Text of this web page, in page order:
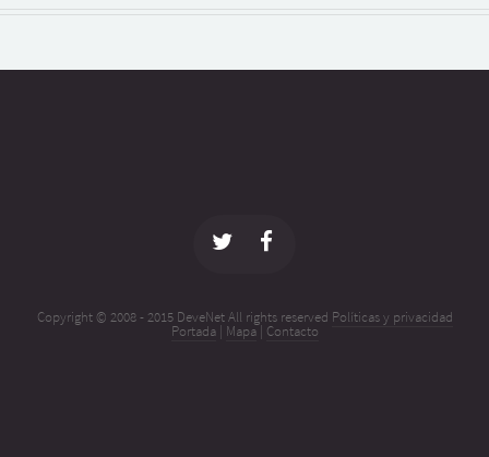
Copyright © 2008 - 2015 DeveNet All rights reserved Políticas y privacidad
Portada| Mapa| Contacto